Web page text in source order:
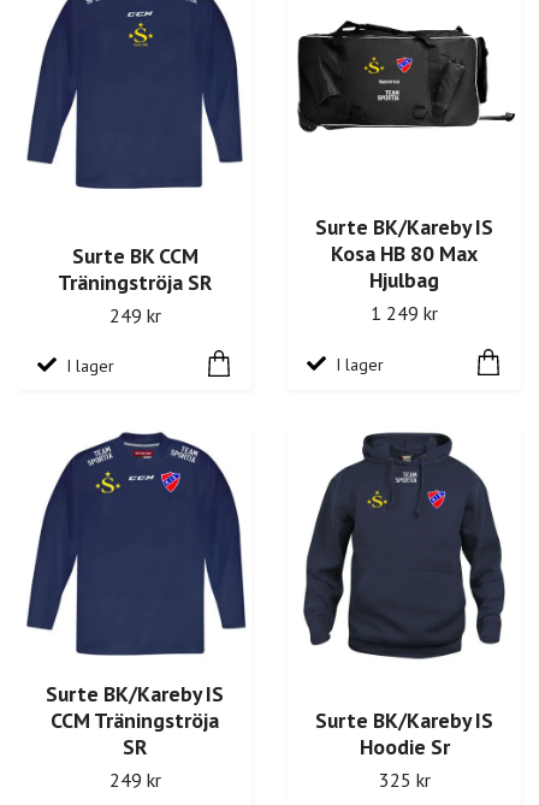
Surte BK CCM
Träningströja SR
249 kr
I lager
Surte BK/Kareby IS
Kosa HB 80 Max
Hjulbag
1 249 kr
I lager
Surte BK/Kareby IS
CCM Träningströja
SR
249 kr
Surte BK/Kareby IS
Hoodie Sr
325 kr